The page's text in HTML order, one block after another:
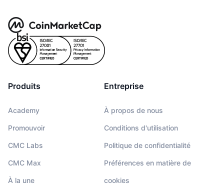
Produits
Academy
Promouvoir
CMC Labs
CMC Max
À la une
Entreprise
À propos de nous
Conditions d'utilisation
Politique de confidentialité
Préférences en matière de
cookies